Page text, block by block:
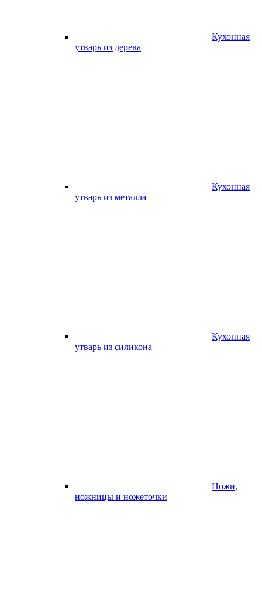
Кухонная
утварь из дерева
Кухонная
утварь из металла
Кухонная
утварь из силикона
Ножи,
ножницы и ножеточки